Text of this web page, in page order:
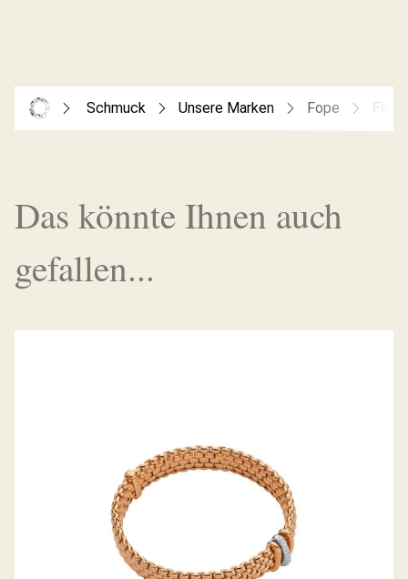
Schmuck Unsere Marken Fope
Das könnte Ihnen auch
gefallen...
KOLLEKTION